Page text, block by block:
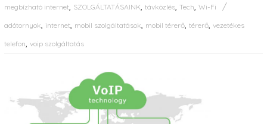
megbízható internet, SZOLGÁLTATÁSAINK, távközlés, Tech, Wi-Fi
adótornyok, internet, mobil szolgáltatások, mobil térerő, térerő, vezetékes
telefon, voip szolgáltatás